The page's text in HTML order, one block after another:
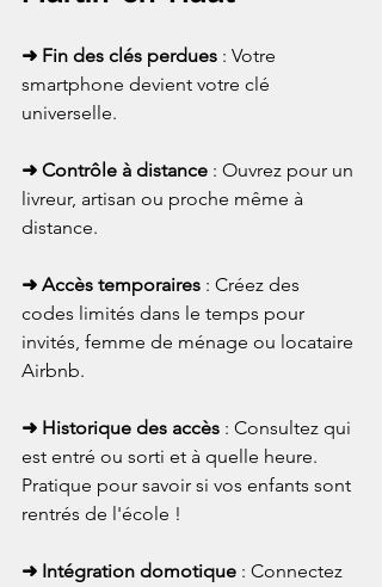
➜ Fin des clés perdues : Votre
smartphone devient votre clé
universelle.
➜ Contrôle à distance : Ouvrez pour un
livreur, artisan ou proche même à
distance.
➜ Accès temporaires : Créez des
codes limités dans le temps pour
invités, femme de ménage ou locataire
Airbnb.
➜ Historique des accès : Consultez qui
est entré ou sorti et à quelle heure.
Pratique pour savoir si vos enfants sont
rentrés de l'école !
➜ Intégration domotique : Connectez